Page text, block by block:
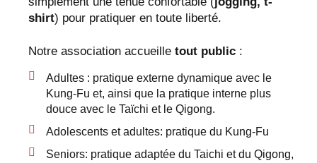
shirt) pour pratiquer en toute liberté.
Notre association accueille tout public :
Adultes : pratique externe dynamique avec le
Kung-Fu et, ainsi que la pratique interne plus
douce avec le Taïchi et le Qigong.
Adolescents et adultes: pratique du Kung-Fu
Seniors: pratique adaptée du Taichi et du Qigong,